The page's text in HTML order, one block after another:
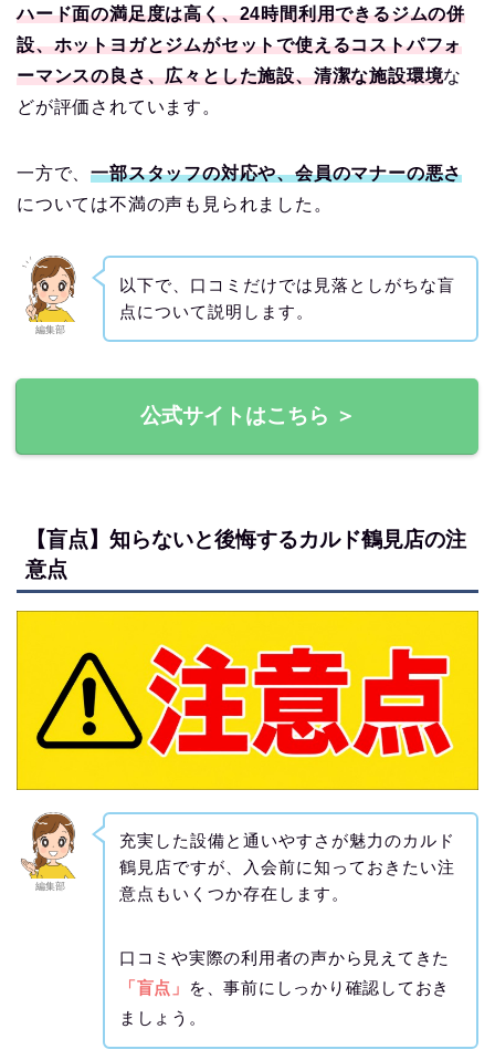
ハード面の満足度は高く、24時間利用できるジムの併
設、ホットヨガとジムがセットで使えるコストパフォ
ーマンスの良さ、広々とした施設、清潔な施設環境な
どが評価されています。
一方で、一部スタッフの対応や、会員のマナーの悪さ
については不満の声も見られました。
編集部
以下で、口コミだけでは見落としがちな盲
点について説明します。
公式サイトはこちら ＞
【盲点】知らないと後悔するカルド鶴見店の注
意点
編集部
充実した設備と通いやすさが魅力のカルド
鶴見店ですが、入会前に知っておきたい注
意点もいくつか存在します。
口コミや実際の利用者の声から見えてきた
「盲点」
を、事前にしっかり確認しておき
ましょう。